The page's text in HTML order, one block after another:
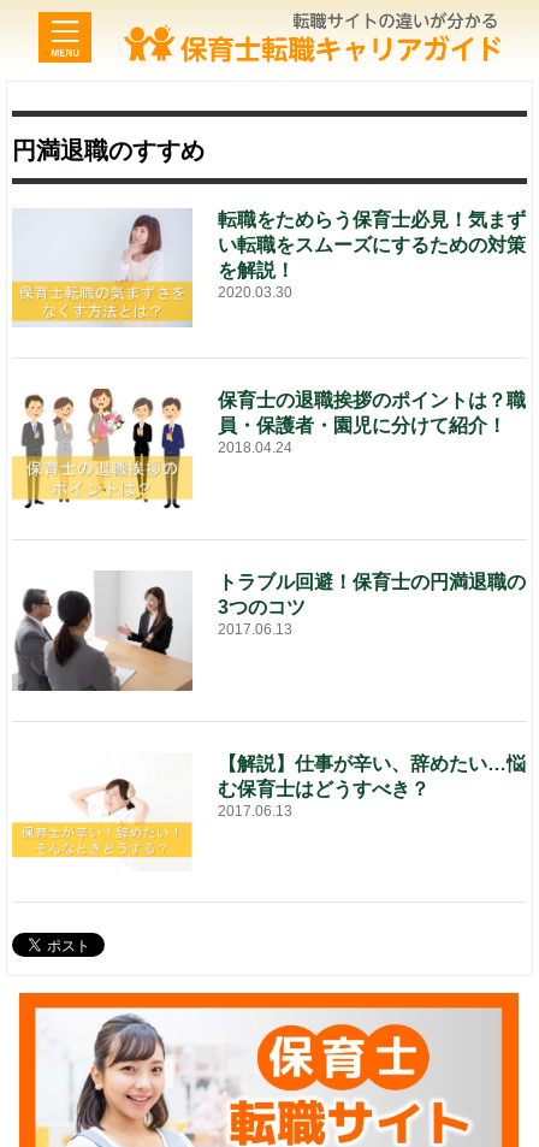
円満退職のすすめ
転職をためらう保育士必見！気まず
い転職をスムーズにするための対策
を解説！
2020.03.30
保育士の退職挨拶のポイントは？職
員・保護者・園児に分けて紹介！
2018.04.24
トラブル回避！保育士の円満退職の
3つのコツ
2017.06.13
【解説】仕事が辛い、辞めたい…悩
む保育士はどうすべき？
2017.06.13